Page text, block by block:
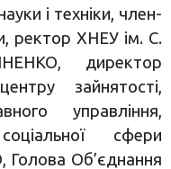
і техніки, член-
ректор ХНЕУ ім. С.
директор
зайнятості,
управління,
сфери
Голова Об’єднання